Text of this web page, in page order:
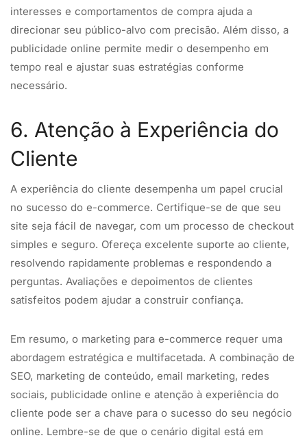
interesses e comportamentos de compra ajuda a
direcionar seu público-alvo com precisão. Além disso, a
publicidade online permite medir o desempenho em
tempo real e ajustar suas estratégias conforme
necessário.
6. Atenção à Experiência do
Cliente
A experiência do cliente desempenha um papel crucial
no sucesso do e-commerce. Certifique-se de que seu
site seja fácil de navegar, com um processo de checkout
simples e seguro. Ofereça excelente suporte ao cliente,
resolvendo rapidamente problemas e respondendo a
perguntas. Avaliações e depoimentos de clientes
satisfeitos podem ajudar a construir confiança.
Em resumo, o marketing para e-commerce requer uma
abordagem estratégica e multifacetada. A combinação de
SEO, marketing de conteúdo, email marketing, redes
sociais, publicidade online e atenção à experiência do
cliente pode ser a chave para o sucesso do seu negócio
online. Lembre-se de que o cenário digital está em